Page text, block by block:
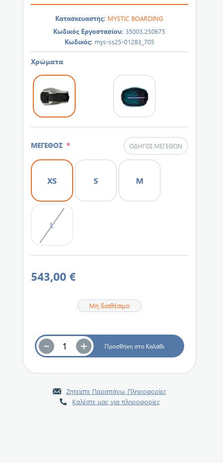
Κατασκευαστής: MYSTIC BOARDING
Κωδικός Εργοστασίου: 35003.250675
Κωδικός: mys-ss25-01283_705
Χρώματα
ΜΕΓΕΘΟΣ * ΟΔΗΓΌΣ ΜΕΓΕΘΏΝ
XS S M
L
543,00 €
Μη διαθέσιμο
Ζητείστε Παραπάνω Πληροφορίες
Καλέστε μας για πληροφορίες